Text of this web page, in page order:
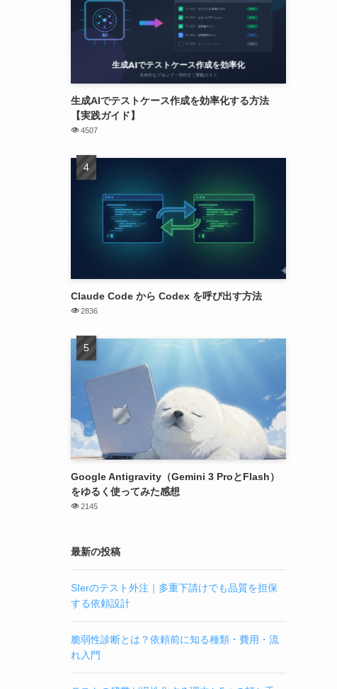
生成AIでテストケース作成を効率化する方法
【実践ガイド】
4507
Claude Code から Codex を呼び出す方法
2836
Google Antigravity（Gemini 3 ProとFlash）
をゆるく使ってみた感想
2145
最新の投稿
SIerのテスト外注｜多重下請けでも品質を担保
する依頼設計
脆弱性診断とは？依頼前に知る種類・費用・流
れ入門